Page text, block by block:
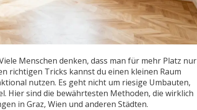
Menschen denken, dass man für mehr Platz nur
richtigen Tricks kannst du einen kleinen Raum
nutzen. Es geht nicht um riesige Umbauten,
Hier sind die bewährtesten Methoden, die wirklich
in Graz, Wien und anderen Städten.